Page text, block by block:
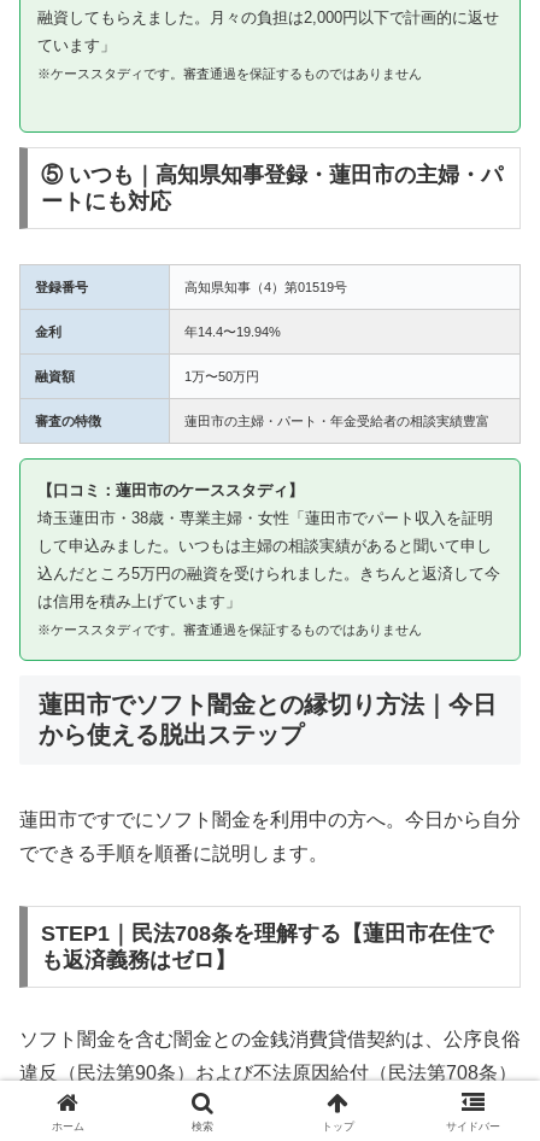
融資してもらえました。月々の負担は2,000円以下で計画的に返せ
ています」
※ケーススタディです。審査通過を保証するものではありません
⑤ いつも｜高知県知事登録・蓮田市の主婦・パ
ートにも対応
登録番号 高知県知事（4）第01519号
金利 年14.4〜19.94%
融資額 1万〜50万円
審査の特徴 蓮田市の主婦・パート・年金受給者の相談実績豊富
【口コミ：蓮田市のケーススタディ】
埼玉蓮田市・38歳・専業主婦・女性「蓮田市でパート収入を証明
して申込みました。いつもは主婦の相談実績があると聞いて申し
込んだところ5万円の融資を受けられました。きちんと返済して今
は信用を積み上げています」
※ケーススタディです。審査通過を保証するものではありません
蓮田市でソフト闇金との縁切り方法｜今日
から使える脱出ステップ
蓮田市ですでにソフト闇金を利用中の方へ。今日から自分
でできる手順を順番に説明します。
STEP1｜民法708条を理解する【蓮田市在住で
も返済義務はゼロ】
ソフト闇金を含む闇金との金銭消費貸借契約は、公序良俗
違反（民法第90条）および不法原因給付（民法第708条）
に該当するため、法的には無効です。蓮田市在住であって
ホーム 検索 トップ サイドバー